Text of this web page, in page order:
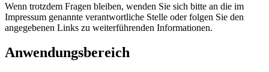
Wenn trotzdem Fragen bleiben, wenden Sie sich bitte an die im
Impressum genannte verantwortliche Stelle oder folgen Sie den
angegebenen Links zu weiterführenden Informationen.
Anwendungsbereich